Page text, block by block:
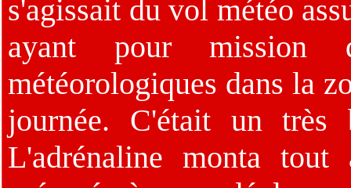
s'agissait du vol météo
ayant pour mission
météorologiques dans la
journée. C'était un
L'adrénaline monta